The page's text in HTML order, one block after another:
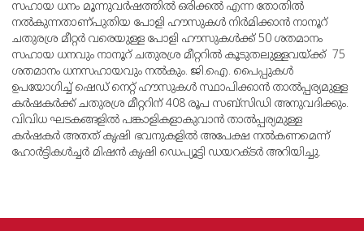
സഹായ ധനം മൂന്നുവര്‍ഷത്തില്‍ ഒരിക്കല്‍ എന്ന തോതില്‍
നല്‍കുന്നതാണ്പുതിയ പോളി ഹൗസുകള്‍ നിര്‍മിക്കാന്‍ നാനൂറ്
ചതുരശ്ര മീറ്റര്‍ വരെയുള്ള പോളി ഹൗസുകള്‍ക്ക് 50 ശതമാനം
സഹായ ധനവും നാനൂറ് ചതുരശ്ര മീറ്ററില്‍ കൂടുതലുള്ളവയ്ക്ക് 75
ശതമാനം ധനസഹായവും നല്‍കും. ജി.ഐ. പൈപ്പുകള്‍
ഉപയോഗിച്ച് ഷെഡ് നെറ്റ് ഹൗസുകള്‍ സ്ഥാപിക്കാന്‍ താല്‍പ്പര്യമുള്ള
കര്‍ഷകര്‍ക്ക് ചതുരശ്ര മീറ്ററിന് 408 രൂപ സബ്‌സിഡി അനുവദിക്കും.
വിവിധ ഘടകങ്ങളില്‍ പങ്കാളികളാകുവാന്‍ താല്‍പ്പര്യമുള്ള
കര്‍ഷകര്‍ അതത് കൃഷി ഭവനുകളില്‍ അപേക്ഷ നല്‍കണമെന്ന്
ഹോര്‍ട്ടികള്‍ച്ചര്‍ മിഷന്‍ കൃഷി ഡെപ്യൂട്ടി ഡയറക്ടര്‍ അറിയിച്ചു.